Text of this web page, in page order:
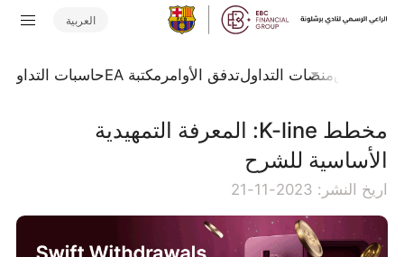
العربية
السوقمنصات التداولتدفق الأوامر مكتبة EA حاسبات التداول
مخطط K-line: المعرفة التمهيدية
الأساسية للشرح
اريخ النشر: 2023-11-21